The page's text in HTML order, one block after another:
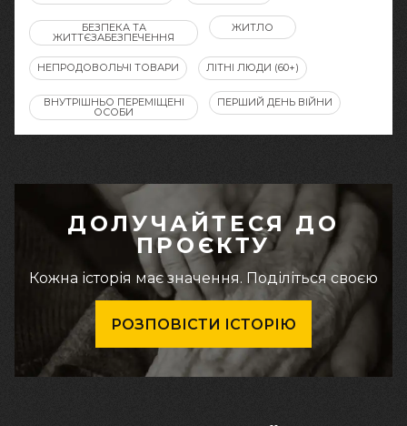
БЕЗПЕКА ТА
ЖИТТЄЗАБЕЗПЕЧЕННЯ
ЖИТЛО
НЕПРОДОВОЛЬЧІ ТОВАРИ ЛІТНІ ЛЮДИ (60+)
ВНУТРІШНЬО ПЕРЕМІЩЕНІ
ОСОБИ
ПЕРШИЙ ДЕНЬ ВІЙНИ
ДОЛУЧАЙТЕСЯ ДО
ПРОЄКТУ
Кожна історія має значення. Поділіться своєю
РОЗПОВІСТИ ІСТОРІЮ